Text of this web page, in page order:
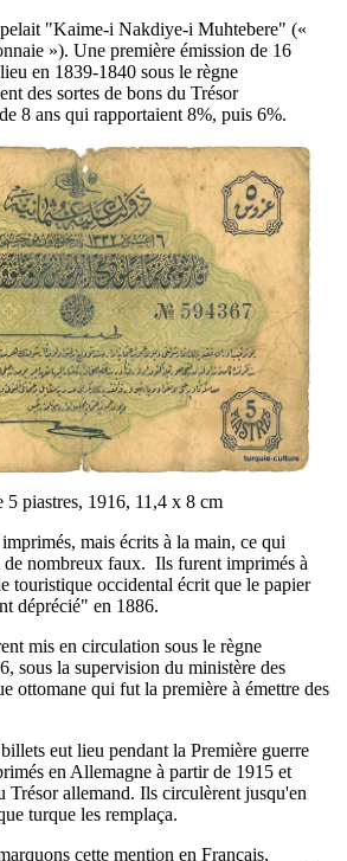
"Kaime-i Nakdiye-i Muhtebere" («
»). Une première émission de 16
en 1839-1840 sous le règne
des sortes de bons du Trésor
8 ans qui rapportaient 8%, puis 6%.
5 piastres, 1916, 11,4 x 8 cm
mais écrits à la main, ce qui
nombreux faux. Ils furent imprimés à
touristique occidental écrit que le papier
déprécié" en 1886.
mis en circulation sous le règne
sous la supervision du ministère des
ottomane qui fut la première à émettre des
eut lieu pendant la Première guerre
en Allemagne à partir de 1915 et
Trésor allemand. Ils circulèrent jusqu'en
turque les remplaça.
cette mention en Français,